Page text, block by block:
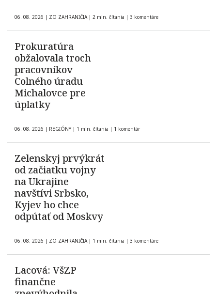
06. 08. 2026 | ZO ZAHRANIČIA | 2 min. čítania | 3 komentáre
Prokuratúra
obžalovala troch
pracovníkov
Colného úradu
Michalovce pre
úplatky
06. 08. 2026 | REGIÓNY | 1 min. čítania | 1 komentár
Zelenskyj prvýkrát
od začiatku vojny
na Ukrajine
navštívi Srbsko,
Kyjev ho chce
odpútať od Moskvy
06. 08. 2026 | ZO ZAHRANIČIA | 1 min. čítania | 3 komentáre
Lacová: VšZP
finančne